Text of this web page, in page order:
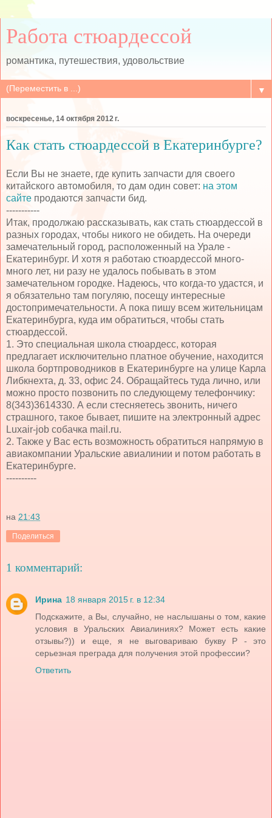
Работа стюардессой
романтика, путешествия, удовольствие
▼
воскресенье, 14 октября 2012 г.
Как стать стюардессой в Екатеринбурге?
Если Вы не знаете, где купить запчасти для своего
китайского автомобиля, то дам один совет: на этом
сайте продаются запчасти бид.
-----------
Итак, продолжаю рассказывать, как стать стюардессой в
разных городах, чтобы никого не обидеть. На очереди
замечательный город, расположенный на Урале -
Екатеринбург. И хотя я работаю стюардессой много-
много лет, ни разу не удалось побывать в этом
замечательном городке. Надеюсь, что когда-то удастся, и
я обязательно там погуляю, посещу интересные
достопримечательности. А пока пишу всем жительницам
Екатеринбурга, куда им обратиться, чтобы стать
стюардессой.
1. Это специальная школа стюардесс, которая
предлагает исключительно платное обучение, находится
школа бортпроводников в Екатеринбурге на улице Карла
Либкнехта, д. 33, офис 24. Обращайтесь туда лично, или
можно просто позвонить по следующему телефончику:
8(343)3614330. А если стесняетесь звонить, ничего
страшного, такое бывает, пишите на электронный адрес
Luxair-job собачка mail.ru.
2. Также у Вас есть возможность обратиться напрямую в
авиакомпании Уральские авиалинии и потом работать в
Екатеринбурге.
----------
на 21:43
Поделиться
1 комментарий:
Ирина 18 января 2015 г. в 12:34
Подскажите, а Вы, случайно, не наслышаны о том, какие
условия в Уральских Авиалиниях? Может есть какие
отзывы?)) и еще, я не выговариваю букву Р - это
серьезная преграда для получения этой профессии?
Ответить